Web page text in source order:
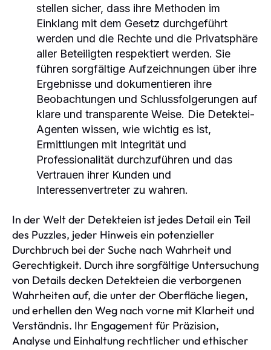
stellen sicher, dass ihre Methoden im
Einklang mit dem Gesetz durchgeführt
werden und die Rechte und die Privatsphäre
aller Beteiligten respektiert werden. Sie
führen sorgfältige Aufzeichnungen über ihre
Ergebnisse und dokumentieren ihre
Beobachtungen und Schlussfolgerungen auf
klare und transparente Weise. Die Detektei-
Agenten wissen, wie wichtig es ist,
Ermittlungen mit Integrität und
Professionalität durchzuführen und das
Vertrauen ihrer Kunden und
Interessenvertreter zu wahren.
In der Welt der Detekteien ist jedes Detail ein Teil
des Puzzles, jeder Hinweis ein potenzieller
Durchbruch bei der Suche nach Wahrheit und
Gerechtigkeit. Durch ihre sorgfältige Untersuchung
von Details decken Detekteien die verborgenen
Wahrheiten auf, die unter der Oberfläche liegen,
und erhellen den Weg nach vorne mit Klarheit und
Verständnis. Ihr Engagement für Präzision,
Analyse und Einhaltung rechtlicher und ethischer